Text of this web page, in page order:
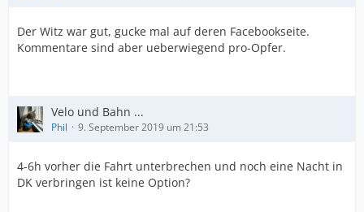
Der Witz war gut, gucke mal auf deren Facebookseite.
Kommentare sind aber ueberwiegend pro-Opfer.
Velo und Bahn ...
Phil 9. September 2019 um 21:53
4-6h vorher die Fahrt unterbrechen und noch eine Nacht in
DK verbringen ist keine Option?